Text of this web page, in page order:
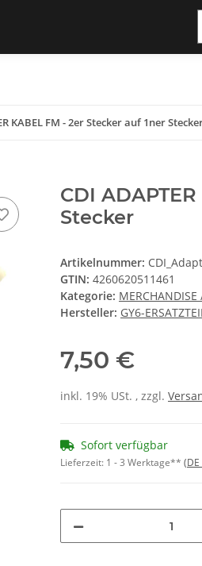
KABEL FM - 2er Stecker auf 1ner
CDI
Stecker
Artikelnummer:
GTIN: 4260620511461
Kategorie: MERCHANDISE
Hersteller: GY6-
7,50 €
inkl. 19% USt. , zzgl.
Sofort verfügbar
Lieferzeit: 1 - 3 Werktage**